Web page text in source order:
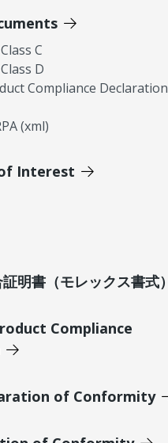
C
D
Compliance Declaration
(xml)
Interest
明書（モレックス書式）
Compliance
of Conformity